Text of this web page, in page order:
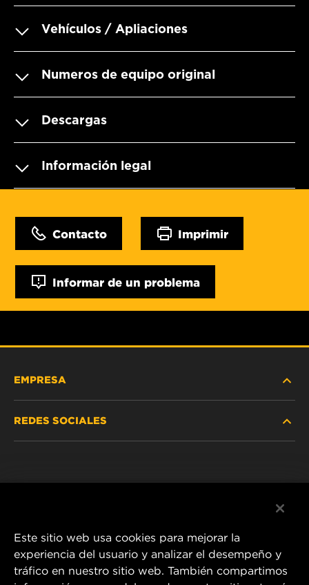
Vehículos / Apliaciones
Numeros de equipo original
Descargas
Información legal
Contacto Imprimir
Informar de un problema
EMPRESA
REDES SOCIALES
Este sitio web usa cookies para mejorar la
experiencia del usuario y analizar el desempeño y
tráfico en nuestro sitio web. También compartimos